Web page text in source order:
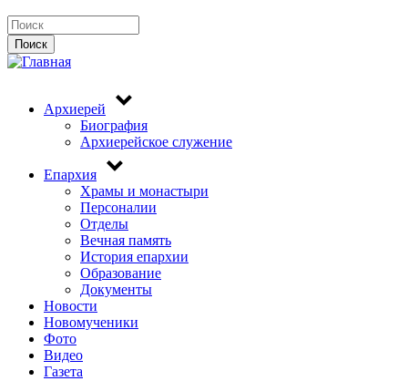
Поиск
Поиск
Архиерей
Биография
Архиерейское служение
Епархия
Храмы и монастыри
Персоналии
Отделы
Вечная память
История епархии
Образование
Документы
Новости
Новомученики
Фото
Видео
Газета